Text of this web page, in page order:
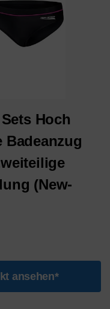
Hoch
Badeanzug
(New-
ansehen*